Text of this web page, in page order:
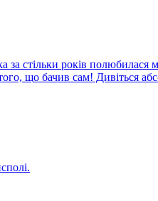
стільки років
що бачив сам! Дивіться